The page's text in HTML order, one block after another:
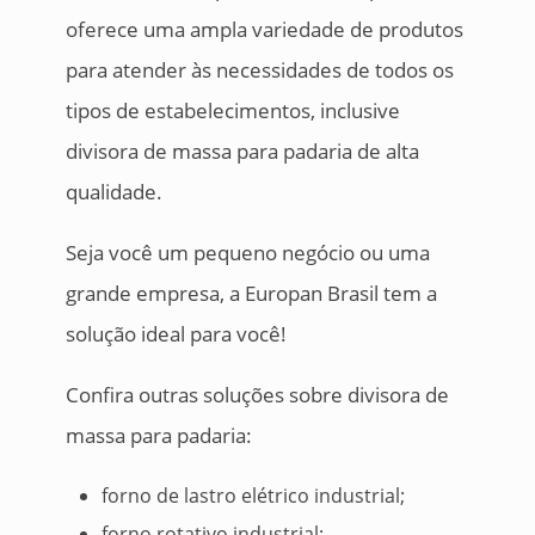
oferece uma ampla variedade de produtos
para atender às necessidades de todos os
tipos de estabelecimentos, inclusive
divisora de massa para padaria de alta
qualidade.
Seja você um pequeno negócio ou uma
grande empresa, a Europan Brasil tem a
solução ideal para você!
Confira outras soluções sobre divisora de
massa para padaria:
forno de lastro elétrico industrial;